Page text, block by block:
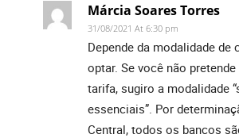
Márcia Soares Torres
31/08/2021 At 6:30 pm
Depende da modalidade de
optar. Se você não
tarifa, sugiro a modalidade
essenciais”. Por
Central, todos os bancos